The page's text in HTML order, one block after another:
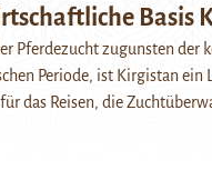
Basis
Pferdezucht zugunsten der
Periode, ist Kirgistan ein
das Reisen, die